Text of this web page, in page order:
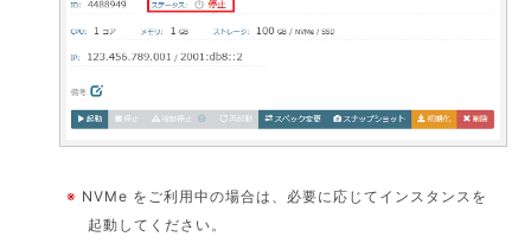
※ NVMe をご利用中の場合は、必要に応じてインスタンスを
起動してください。